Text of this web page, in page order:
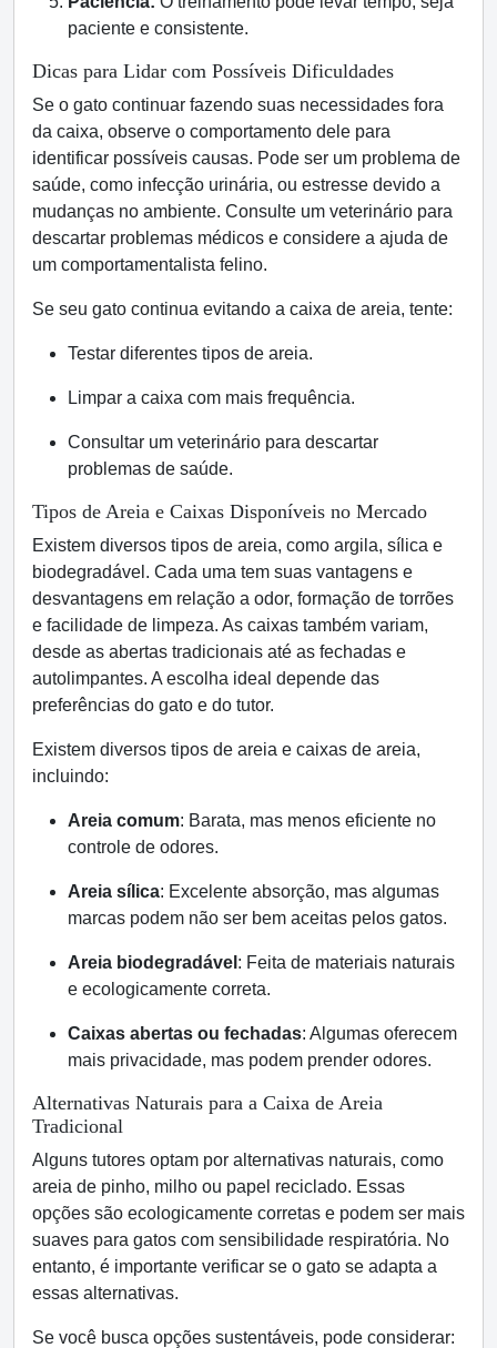
paciente e consistente.
Dicas para Lidar com Possíveis Dificuldades
Se o gato continuar fazendo suas necessidades fora
da caixa, observe o comportamento dele para
identificar possíveis causas. Pode ser um problema de
saúde, como infecção urinária, ou estresse devido a
mudanças no ambiente. Consulte um veterinário para
descartar problemas médicos e considere a ajuda de
um comportamentalista felino.
Se seu gato continua evitando a caixa de areia, tente:
Testar diferentes tipos de areia.
Limpar a caixa com mais frequência.
Consultar um veterinário para descartar
problemas de saúde.
Tipos de Areia e Caixas Disponíveis no Mercado
Existem diversos tipos de areia, como argila, sílica e
biodegradável. Cada uma tem suas vantagens e
desvantagens em relação a odor, formação de torrões
e facilidade de limpeza. As caixas também variam,
desde as abertas tradicionais até as fechadas e
autolimpantes. A escolha ideal depende das
preferências do gato e do tutor.
Existem diversos tipos de areia e caixas de areia,
incluindo:
Areia comum: Barata, mas menos eficiente no
controle de odores.
Areia sílica: Excelente absorção, mas algumas
marcas podem não ser bem aceitas pelos gatos.
Areia biodegradável : Feita de materiais naturais
e ecologicamente correta.
Caixas abertas ou fechadas: Algumas oferecem
mais privacidade, mas podem prender odores.
Alternativas Naturais para a Caixa de Areia
Tradicional
Alguns tutores optam por alternativas naturais, como
areia de pinho, milho ou papel reciclado. Essas
opções são ecologicamente corretas e podem ser mais
suaves para gatos com sensibilidade respiratória. No
entanto, é importante verificar se o gato se adapta a
essas alternativas.
Se você busca opções sustentáveis, pode considerar: